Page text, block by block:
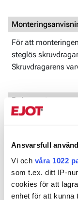
Ansvarsfull
Vi och våra 1022
som t.ex. ditt IP-
cookies för att
enhet för att kunna
För att
steglös
Skruvdragarens
Dokument
CE-2013-001
Produktblad
Bandad Gipsskruv